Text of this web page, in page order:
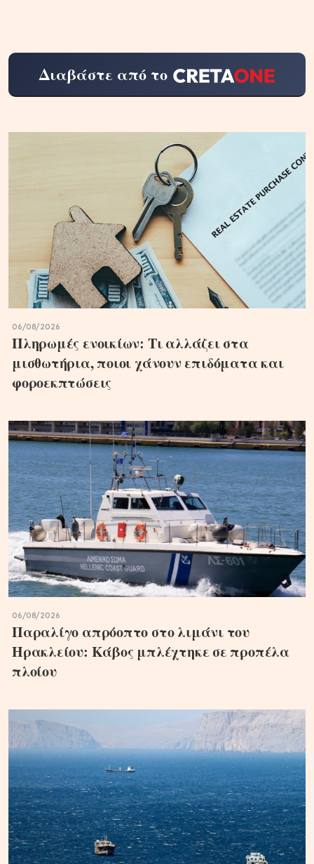
Διαβάστε από το
06/08/2026
Πληρωμές ενοικίων: Τι αλλάζει στα
μισθωτήρια, ποιοι χάνουν επιδόματα και
φοροεκπτώσεις
06/08/2026
Παραλίγο απρόοπτο στο λιμάνι του
Ηρακλείου: Κάβος μπλέχτηκε σε προπέλα
πλοίου